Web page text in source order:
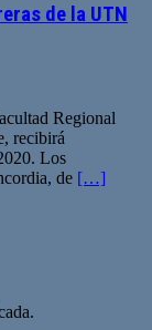
de la UTN
Regional
recibirá
Los
de […]